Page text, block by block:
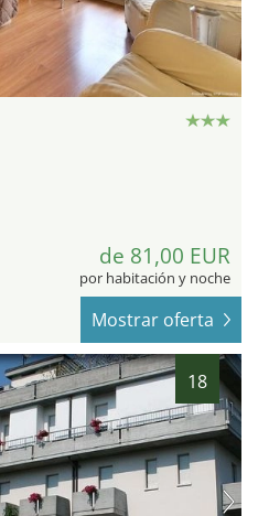
de 81,00 EUR
por habitación y noche
Mostrar oferta
18